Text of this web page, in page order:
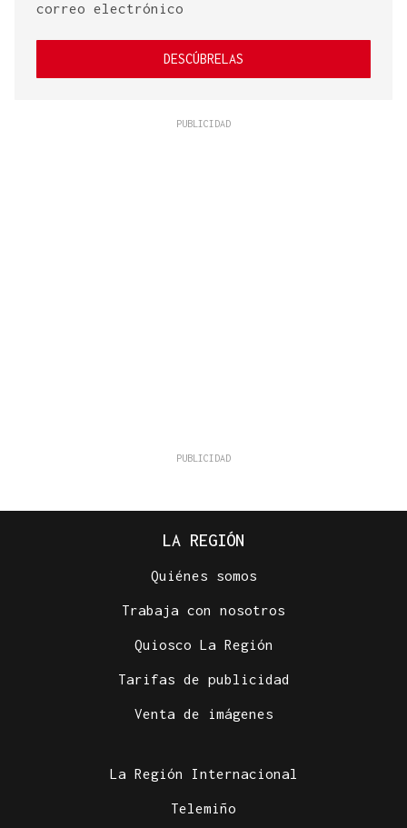
correo electrónico
DESCÚBRELAS
LA REGIÓN
Quiénes somos
Trabaja con nosotros
Quiosco La Región
Tarifas de publicidad
Venta de imágenes
La Región Internacional
Telemiño